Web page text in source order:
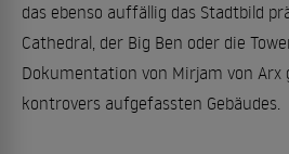
das ebenso auffällig das Stadtbild
Cathedral, der Big Ben oder die
Dokumentation von Mirjam von Arx
kontrovers aufgefassten Gebäudes.